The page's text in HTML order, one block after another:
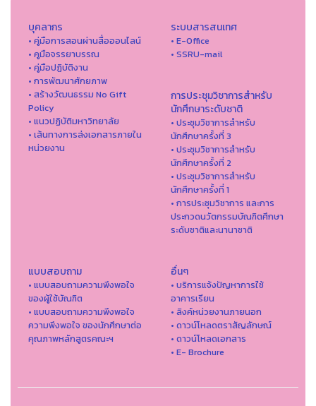
บุคลากร
• คู่มือการสอนผ่านสื่อออนไลน์
• คูมือจรรยาบรรณ
• คู่มือปฏิบัติงาน
• การพัฒนาศักยภาพ
• สร้างวัฒนธรรม No Gift
Policy
• แนวปฏิบัติมหาวิทยาลัย
• เส้นทางการส่งเอกสารภายใน
หน่วยงาน
ระบบสารสนเทศ
• E-Office
• SSRU-mail
การประชุมวิชาการสำหรับ
นักศึกษาระดับชาติ
• ประชุมวิชาการสำหรับ
นักศึกษาครั้งที่ 3
• ประชุมวิชาการสำหรับ
นักศึกษาครั้งที่ 2
• ประชุมวิชาการสำหรับ
นักศึกษาครั้งที่ 1
• การประชุมวิชาการ และการ
ประกวดนวัตกรรมบัณฑิตศึกษา
ระดับชาติและนานาชาติ
แบบสอบถาม
• แบบสอบถามความพึงพอใจ
ของผู้ใช้บัณฑิต
• แบบสอบถามความพึงพอใจ
ความพึงพอใจ ของนักศึกษาต่อ
คุณภาพหลักสูตรคณะฯ
อื่นๆ
• บริการแจ้งปัญหาการใ่ช้
อาคารเรียน
• ลิงค์หน่วยงานภายนอก
• ดาวน์โหลดตราสัญลักษณ์
• ดาวน์โหลดเอกสาร
• E- Brochure